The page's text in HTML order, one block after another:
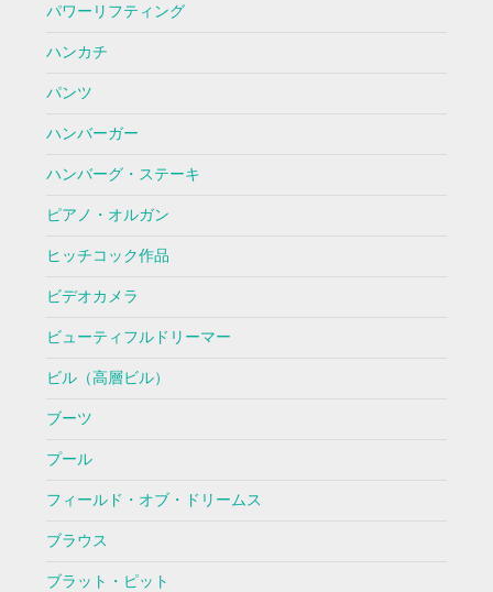
パワーリフティング
ハンカチ
パンツ
ハンバーガー
ハンバーグ・ステーキ
ピアノ・オルガン
ヒッチコック作品
ビデオカメラ
ビューティフルドリーマー
ビル（高層ビル）
ブーツ
プール
フィールド・オブ・ドリームス
ブラウス
ブラット・ピット